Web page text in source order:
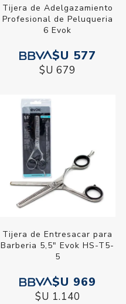
Tijera de Adelgazamiento
Profesional de Peluqueria
6 Evok
$U 577
$U 679
Tijera de Entresacar para
Barberia 5,5" Evok HS-T5-
5
$U 969
$U 1.140